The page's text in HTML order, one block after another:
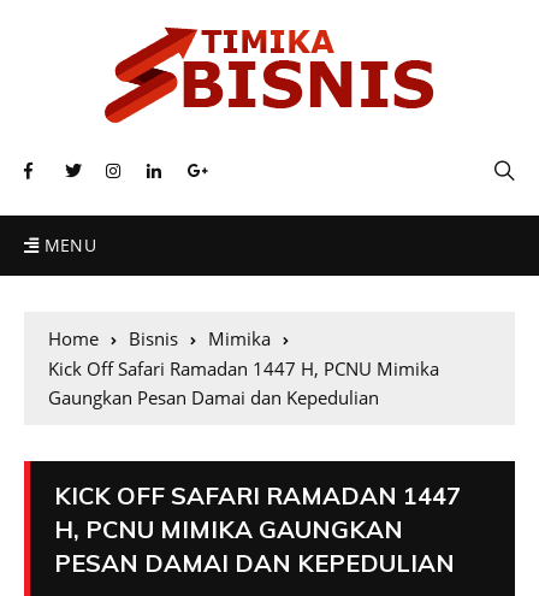
MENU
Home Bisnis
Mimika
Kick Off Safari Ramadan 1447 H, PCNU Mimika
Gaungkan Pesan Damai dan Kepedulian
KICK OFF SAFARI RAMADAN 1447
H, PCNU MIMIKA GAUNGKAN
PESAN DAMAI DAN KEPEDULIAN